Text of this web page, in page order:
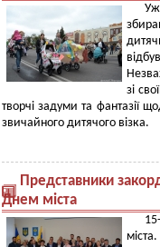
зі
творчі задуми та фантазії
звичайного дитячого візка.
Представники
Днем міста